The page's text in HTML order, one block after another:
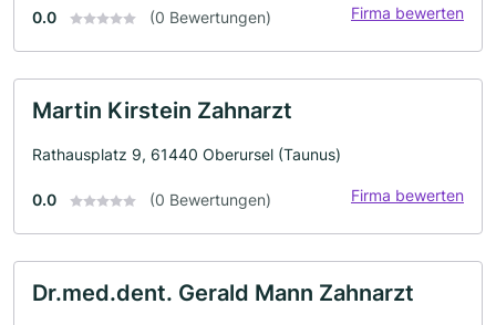
0.0 (0 Bewertungen) Firma bewerten
Martin Kirstein Zahnarzt
Rathausplatz 9, 61440 Oberursel (Taunus)
0.0 (0 Bewertungen) Firma bewerten
Dr.med.dent. Gerald Mann Zahnarzt